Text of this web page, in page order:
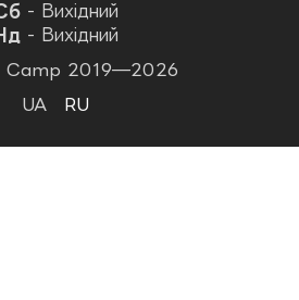
- Вихідний
- Вихідний
Camp 2019—2026
UA
RU